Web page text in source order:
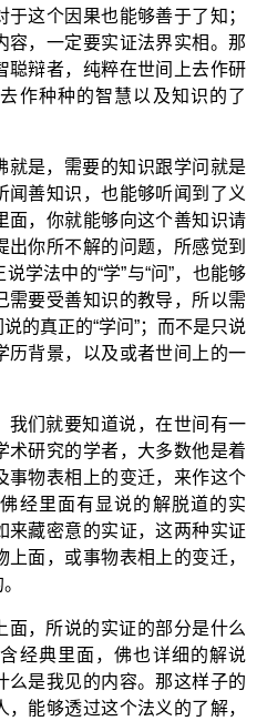
这个因果也能够善于了知；
容，一定要实证法界实相。那
聪辩者，纯粹在世间上去作研
作种种的智慧以及知识的了
就是，需要的知识跟学问就是
闻善知识，也能够听闻到了义
面，你就能够向这个善知识请
出你所不解的问题，所感觉到
学法中的“学”与“问”，也能够
需要受善知识的教导，所以需
的真正的“学问”；而不是只说
历背景，以及或者世间上的一
我们就要知道说，在世间有一
术研究的学者，大多数他是着
事物表相上的变迁，来作这个
经里面有显说的解脱道的实
来藏密意的实证，这两种实证
面，或事物表相上的变迁，
面，所说的实证的部分是什么
经典里面，佛也详细的解说
么是我见的内容。那这样子的
能够透过这个法义的了解，